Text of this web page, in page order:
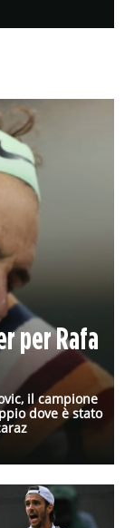
per Rafa
il campione
dove è stato